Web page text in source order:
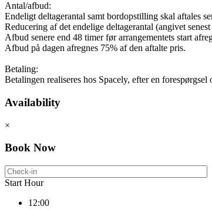
Antal/afbud:
Endeligt deltagerantal samt bordopstilling skal aftales
Reducering af det endelige deltagerantal (angivet
Afbud senere end 48 timer før arrangementets start
Afbud på dagen afregnes 75% af den aftalte pris.
Betaling:
Betalingen realiseres hos Spacely, efter en
Availability
×
Book Now
Start Hour
12:00